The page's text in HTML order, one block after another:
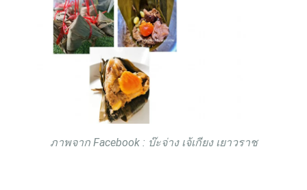
ภาพจาก Facebook : บ๊ะจ่าง เจ้เกียง เยาวราช